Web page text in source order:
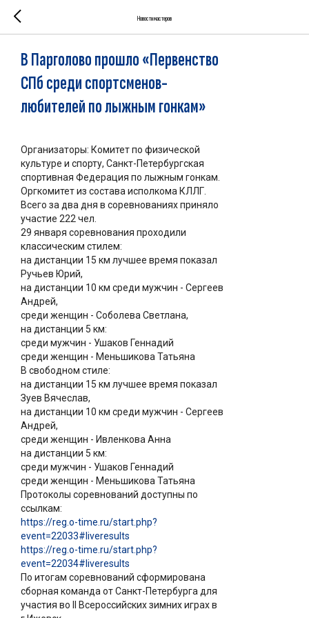
Новости мастеров
В Парголово прошло «Первенство
СПб среди спортсменов-
любителей по лыжным гонкам»
Организаторы: Комитет по физической
культуре и спорту, Санкт-Петербургская
спортивная Федерация по лыжным гонкам.
Оргкомитет из состава исполкома КЛЛГ.
Всего за два дня в соревнованиях приняло
участие 222 чел.
29 января соревнования проходили
классическим стилем:
на дистанции 15 км лучшее время показал
Ручьев Юрий,
на дистанции 10 км среди мужчин - Сергеев
Андрей,
среди женщин - Соболева Светлана,
на дистанции 5 км:
среди мужчин - Ушаков Геннадий
среди женщин - Меньшикова Татьяна
В свободном стиле:
на дистанции 15 км лучшее время показал
Зуев Вячеслав,
на дистанции 10 км среди мужчин - Сергеев
Андрей,
среди женщин - Ивленкова Анна
на дистанции 5 км:
среди мужчин - Ушаков Геннадий
среди женщин - Меньшикова Татьяна
Протоколы соревнований доступны по
ссылкам:
https://reg.o-time.ru/start.php?
event=22033#liveresults
https://reg.o-time.ru/start.php?
event=22034#liveresults
По итогам соревнований сформирована
сборная команда от Санкт-Петербурга для
участия во ll Всероссийских зимних играх в